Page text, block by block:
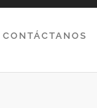
CONTÁCTANOS